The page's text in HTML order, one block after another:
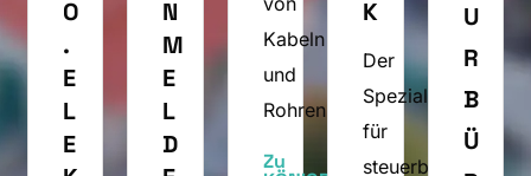
O
.
E
L
E
N
M
E
L
D
Kabeln
und
Rohren.
Zu
K
Der
Spezialist
für
steuerbare
U
R
B
Ü